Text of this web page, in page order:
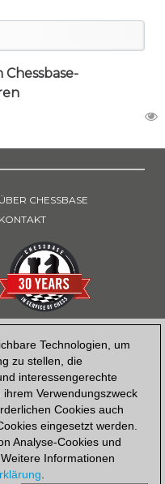
Technologien, um
zu stellen, die
interessengerechte
ihrem Verwendungszweck
Cookies auch
eingesetzt werden.
Analyse-Cookies und
Informationen
.
ÜBER CHESSBASE
KONTAKT